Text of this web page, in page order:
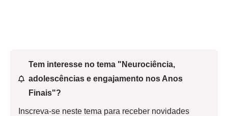
Tem interesse no tema "Neurociência,
adolescências e engajamento nos Anos
Finais"?
Inscreva-se neste tema para receber novidades